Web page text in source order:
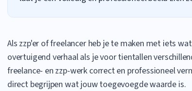
Als zzp'er of freelancer heb je te maken met iets
overtuigend verhaal als je voor tientallen
freelance- en zzp-werk correct en professioneel
direct begrijpen wat jouw toegevoegde waarde is.